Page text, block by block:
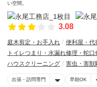
い空間。
3.08
庭木剪定・お手入れ
便利屋・代
トイレつまり・水漏れ修理・蛇口
ハウスクリーニング
害虫・害獣
出張・訪問専門 早朝OK